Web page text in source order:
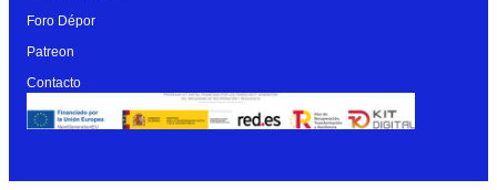
Foro Dépor
Patreon
Contacto